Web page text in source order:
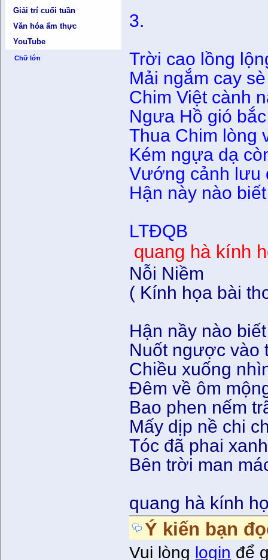
Giải trí cuối tuần
Văn hóa ẩm thực
YouTube
Chữ lớn
3.
Trời cao lồng
Mải ngắm cay
Chim Việt cành
Ngưa Hồ gió
Thua Chim lòng
Kém ngựa dạ
Vướng cảnh lưu
Hận này nào
LTĐQB
quang hà kính
Nỗi Niềm
( Kính họa bài
Hận nầy nào
Nuốt ngược vào
Chiều xuống
Đêm về ôm
Bao phen nếm
Mấy dịp nề chi
Tóc đã phai
Bên trời man
quang hà kính
Ý kiến bạn
Vui lòng login để